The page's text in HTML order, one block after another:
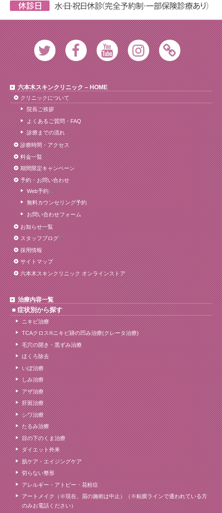
Twitter FacebookYoutube InstagramAmeblo
六本木スキンクリニック – HOME
クリニックについて
院長ご挨拶
よくあるご質問・FAQ
診療までの流れ
診療時間・アクセス
料金一覧
期間限定キャンペーン
予約・お問い合わせ
Web予約
無料カウンセリング予約
お問い合わせフォーム
お知らせ一覧
スタッフブログ
採用情報
サイトマップ
六本木スキンクリニック オンラインストア
治療内容一覧
症状別から探す
ニキビ治療
TCAクロス®ニキビ跡の凹み治療(クレータ治療)
毛穴の開き・黒ずみ治療
ほくろ除去
いぼ治療
しみ治療
アザ治療
肝斑治療
シワ治療
たるみ治療
目の下のくま治療
ダイエット外来
肌ケア・エイジングケア
切らない整形
アレルギー・アトピー・花粉症
アートメイク（※現在、眉の施術は中止）（※粘膜ラインで通われている方
のみお電話ください）